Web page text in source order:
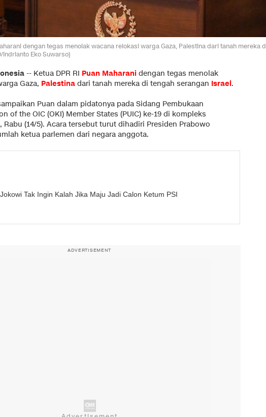
dengan tegas menolak wacana relokasi warga Gaza, Palestina dari tanah mereka
Indrianto Eko Suwarso)
-- Ketua DPR RI Puan Maharani dengan tegas menolak
Gaza, Palestina dari tanah mereka di tengah serangan Israel.
Puan dalam pidatonya pada Sidang Pembukaan
of the OIC (OKI) Member States (PUIC) ke-19 di kompleks
Rabu (14/5). Acara tersebut turut dihadiri Presiden Prabowo
ketua parlemen dari negara anggota.
Jokowi Tak Ingin Kalah Jika Maju Jadi Calon Ketum PSI
ADVERTISEMENT